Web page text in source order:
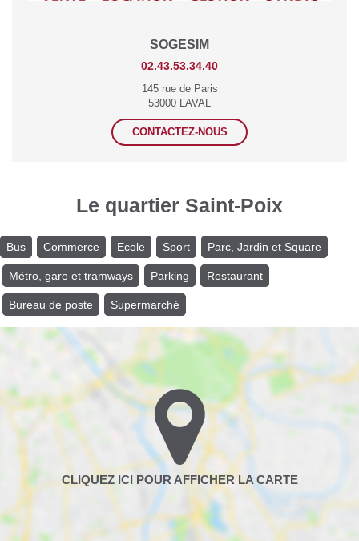
SOGESIM
02.43.53.34.40
145 rue de Paris
53000 LAVAL
CONTACTEZ-NOUS
Le quartier Saint-Poix
Bus Commerce Ecole Sport Parc, Jardin et Square
Métro, gare et tramways Parking Restaurant
Bureau de poste Supermarché